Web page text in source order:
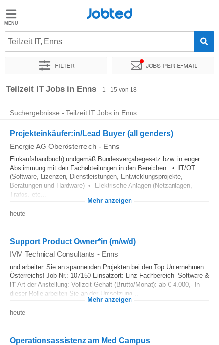
Jobted
Jobs
Jobted
Teilzeit IT, Enns
Filter Jobs per e-mail
Sortieren nach Genauer Standort
Teilzeit IT Jobs in Enns 1 - 15 von 18
Suchergebnisse - Teilzeit IT Jobs in Enns
Projekteinkäufer:in/Lead Buyer (all genders)
Energie AG Oberösterreich - Enns
Einkaufshandbuch) undgemäß Bundesvergabegesetz bzw. in enger
Abstimmung mit den Fachabteilungen in den Bereichen: •
IT/OT
(Software, Lizenzen, Dienstleistungen, Entwicklungsprojekte,
Beratungen und Hardware) • Elektrische Anlagen (Netzanlagen,
Trafos, etc...
Mehr anzeigen
heute
Support Product Owner*in (m/w/d)
IVM Technical Consultants - Enns
und arbeiten Sie an spannenden Projekten bei den Top Unternehmen
Österreichs! Job-Nr.: 107150 Einsatzort: Linz Fachbereich: Software &
IT Art der Anstellung: Vollzeit Gehalt (Brutto/Monat): ab € 4.000,- In
dieser Rolle arbeiten Sie an der Umsetzung...
Mehr anzeigen
heute
Operationsassistenz am Med Campus